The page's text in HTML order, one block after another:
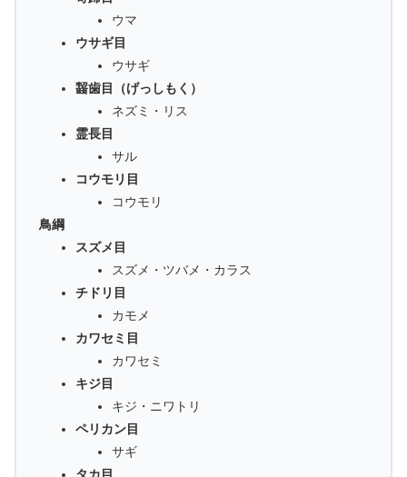
ウマ
ウサギ目
ウサギ
齧歯目（げっしもく）
ネズミ・リス
霊長目
サル
コウモリ目
コウモリ
鳥綱
スズメ目
スズメ・ツバメ・カラス
チドリ目
カモメ
カワセミ目
カワセミ
キジ目
キジ・ニワトリ
ペリカン目
サギ